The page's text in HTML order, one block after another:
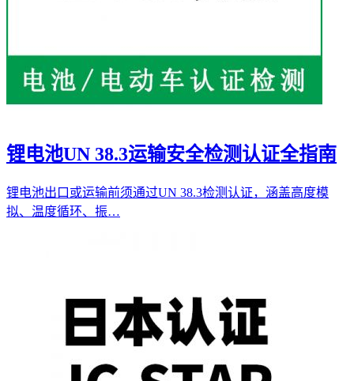
锂电池UN 38.3运输安全检测认证全指南
锂电池出口或运输前须通过UN 38.3检测认证，涵盖高度模
拟、温度循环、振…